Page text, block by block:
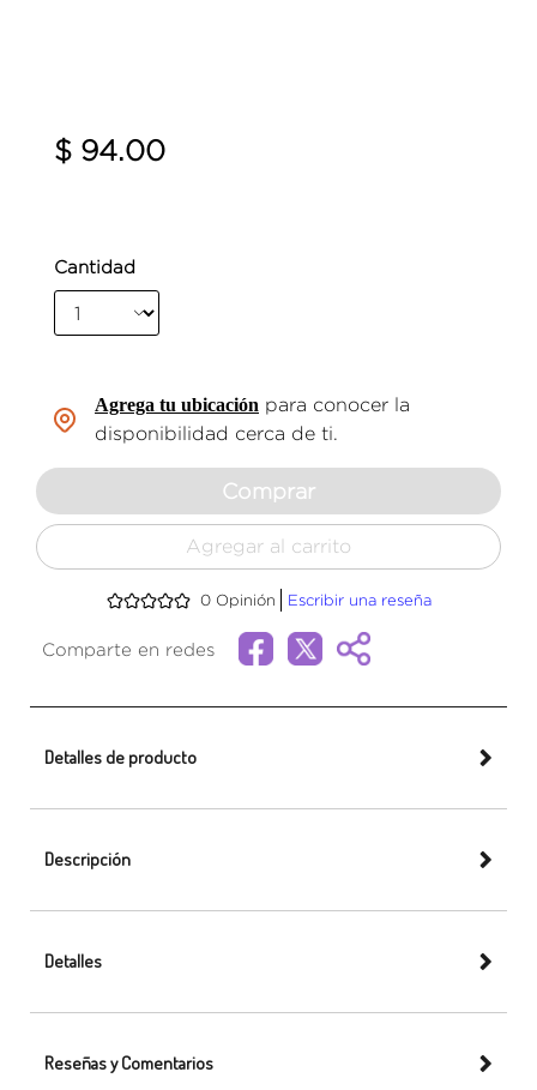
$ 94.00
Cantidad
Agrega tu ubicación para conocer la
disponibilidad cerca de ti.
Comprar
Agregar al carrito
0 Opinión Escribir una reseña
Comparte en redes
Detalles de producto
Descripción
Detalles
Reseñas y Comentarios